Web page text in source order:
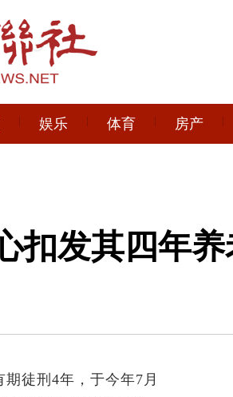
娱乐 体育 房产
扣发其四年
徒刑4年，于今年7月